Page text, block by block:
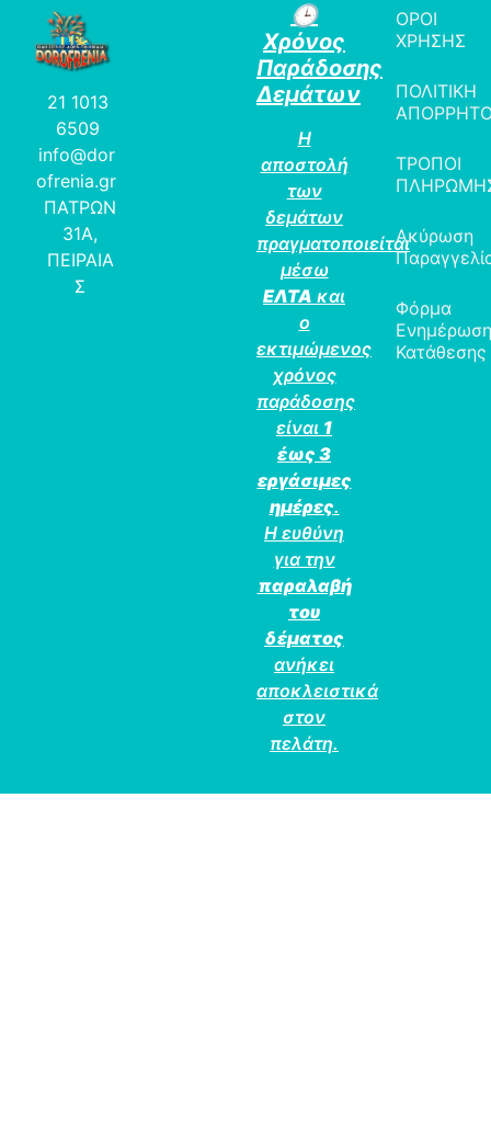
21 1013
6509
info@dor
ofrenia.gr
ΠΑΤΡΩΝ
31Α,
ΠΕΙΡΑΙΑ
Σ
🕒
Χρόνος
Παράδοσης
Δεμάτων
Η
αποστολή
των
δεμάτων
πραγματοποιείται
μέσω
ΕΛΤΑ και
ο
εκτιμώμενος
χρόνος
παράδοσης
είναι 1
έως 3
εργάσιμες
ημέρες.
Η ευθύνη
για την
παραλαβή
του
δέματος
ανήκει
αποκλειστικά
στον
πελάτη.
ΟΡΟΙ
ΧΡΗΣΗΣ
ΠΟΛΙΤΙΚΗ
ΤΡΟΠΟΙ
Ακύρωση
Φόρμα
Κατάθεσης